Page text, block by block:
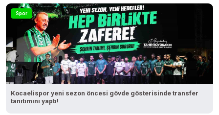
Spor
Kocaelispor yeni sezon öncesi gövde gösterisinde transfer
tanıtımını yaptı!